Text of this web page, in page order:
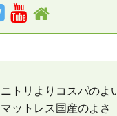
ニトリよりコスパのよ
マットレス国産のよさ